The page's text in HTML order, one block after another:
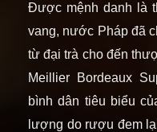
Được mệnh danh là
vang, nước Pháp đã
từ đại trà cho đến
Meillier Bordeaux
bình dân tiêu biểu
lượng do rượu đem